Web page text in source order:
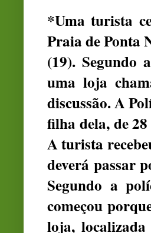
*Uma turista
Praia de Ponta
(19). Segundo
uma loja
discussão. A
filha dela, de
A turista
deverá passar
Segundo a
começou
loja,